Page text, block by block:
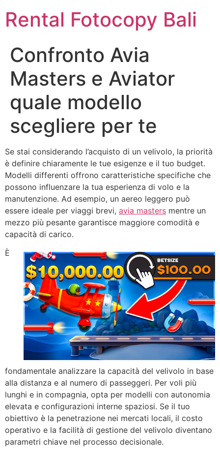
Rental Fotocopy Bali
Confronto Avia
Masters e Aviator
quale modello
scegliere per te
Se stai considerando l’acquisto di un velivolo, la priorità
è definire chiaramente le tue esigenze e il tuo budget.
Modelli differenti offrono caratteristiche specifiche che
possono influenzare la tua esperienza di volo e la
manutenzione. Ad esempio, un aereo leggero può
essere ideale per viaggi brevi, avia masters mentre un
mezzo più pesante garantisce maggiore comodità e
capacità di carico.
È
fondamentale analizzare la capacità del velivolo in base
alla distanza e al numero di passeggeri. Per voli più
lunghi e in compagnia, opta per modelli con autonomia
elevata e configurazioni interne spaziosi. Se il tuo
obiettivo è la penetrazione nei mercati locali, il costo
operativo e la facilità di gestione del velivolo diventano
parametri chiave nel processo decisionale.